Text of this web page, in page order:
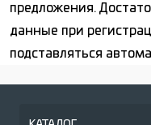
предложения.
данные при
подставляться